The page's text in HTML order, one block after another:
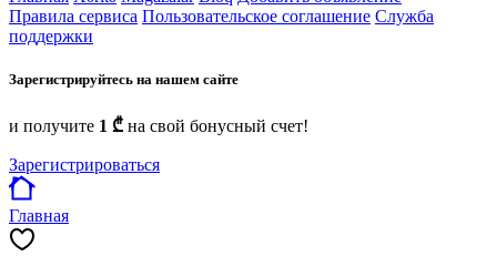
Правила сервиса Пользовательское соглашение Служба
поддержки
Зарегистрируйтесь на нашем сайте
и получите 1 ₾ на свой бонусный счет!
Зарегистрироваться
Главная